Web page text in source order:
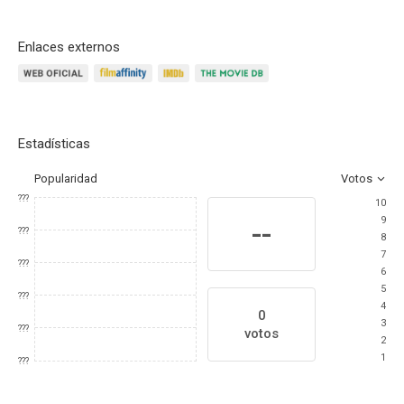
Enlaces externos
Estadísticas
Popularidad Votos
???
???
???
???
???
???
--
0
votos
10
9
8
7
6
5
4
3
2
1